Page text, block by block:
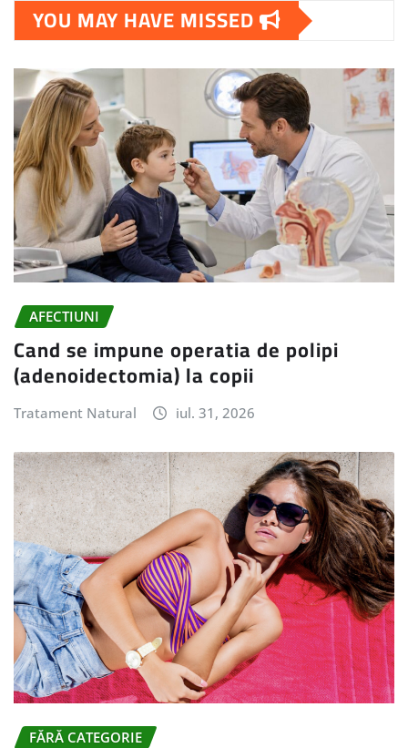
YOU MAY HAVE MISSED
AFECTIUNI
Cand se impune operatia de polipi
(adenoidectomia) la copii
Tratament Natural iul. 31, 2026
FĂRĂ CATEGORIE